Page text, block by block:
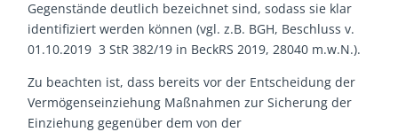
Gegenstände deutlich bezeichnet sind, sodass sie klar
identifiziert werden können (vgl. z.B. BGH, Beschluss v.
01.10.2019 3 StR 382/19 in BeckRS 2019, 28040 m.w.N.).
Zu beachten ist, dass bereits vor der Entscheidung der
Vermögenseinziehung Maßnahmen zur Sicherung der
Einziehung gegenüber dem von der